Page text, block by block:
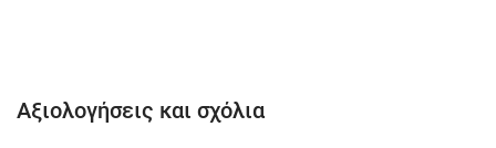
Αξιολογήσεις και σχόλια